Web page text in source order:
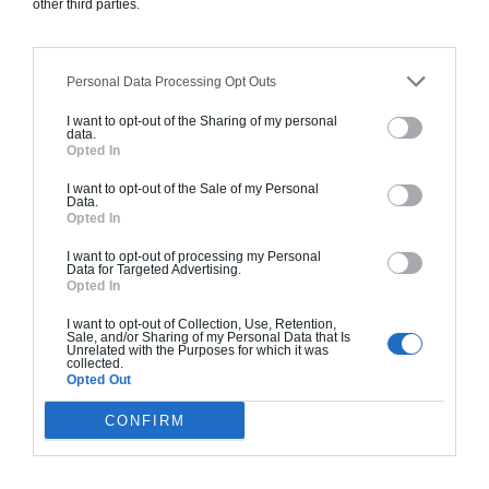
other third parties.
Personal Data Processing Opt Outs
I want to opt-out of the Sharing of my personal
data.
Opted In
I want to opt-out of the Sale of my Personal
Data.
Opted In
I want to opt-out of processing my Personal
Data for Targeted Advertising.
Opted In
I want to opt-out of Collection, Use, Retention,
Sale, and/or Sharing of my Personal Data that Is
Unrelated with the Purposes for which it was
collected.
Opted Out
CONFIRM
Finitions haut de gamme. Le prix "clé en main"
inclut le gros oeuvre et le second oeuvre (cuisine,
clôture.
369 000€ TTC
Je la veux !
Chiffrage estimatif pour : Fondations et normes
standards. Construction en bloc coffrant isolant